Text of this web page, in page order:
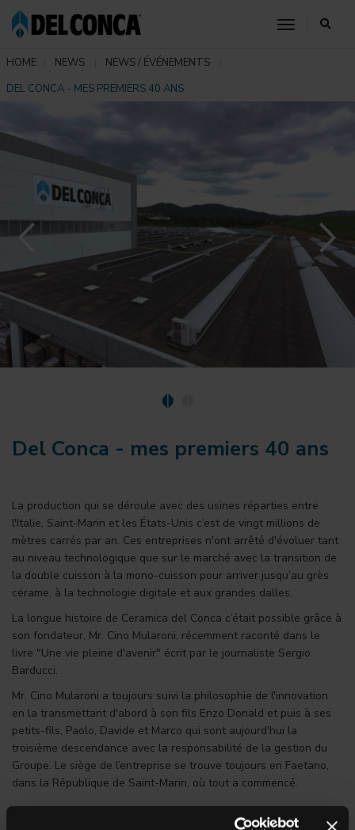
toggle
HOME NEWS
NEWS / ÉVÉNEMENTS
DEL CONCA - MES PREMIERS 40 ANS
Del Conca - mes premiers 40 ans
La production qui se déroule avec des usines réparties entre
l'Italie, Saint-Marin et les États-Unis c’est de vingt millions de
mètres carrés par an. Ces entreprises n'ont arrêté d'évoluer tant
au niveau technologique que sur le marché avec la transition de
la double cuisson à la mono-cuisson pour arriver jusqu’au grès
cérame, à la technologie digitale et aux grandes dalles.
La longue histoire de Ceramica del Conca c’était possible grâce à
son fondateur, Mr. Cino Mularoni, récemment raconté dans le
livre "Une vie pleine d'avenir" écrit par le journaliste Sergio
Barducci.
Mr. Cino Mularoni a toujours suivi la philosophie de l'innovation
en la transmettant d'abord à son fils Enzo Donald et puis à ses
petits-fils, Paolo, Davide et Marco qui sont aujourd'hui la
troisième descendance avec la responsabilité de la gestion du
Groupe. Le siège de l’entreprise se trouve toujours en Faetano,
dans la République de Saint-Marin, où tout a commencé.